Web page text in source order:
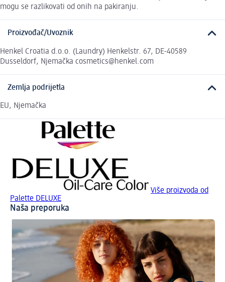
mogu se razlikovati od onih na pakiranju.
Proizvođač/Uvoznik
Henkel Croatia d.o.o. (Laundry) Henkelstr. 67, DE-40589
Dusseldorf, Njemačka cosmetics@henkel.com
Zemlja podrijetla
EU, Njemačka
Više proizvoda od
Palette DELUXE
Naša preporuka